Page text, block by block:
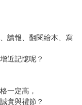
讀報、翻閱繪本、寫
近記憶呢？
一定高，
實與禮節？